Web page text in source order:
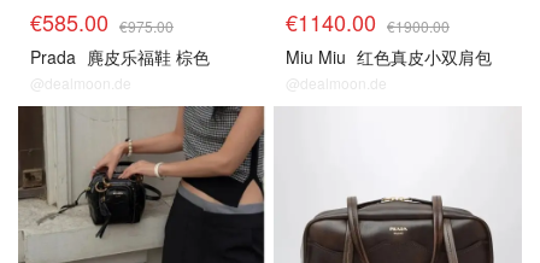
€585.00 €975.00
Prada 麂皮乐福鞋 棕色
@dealmoon.de
€1140.00 €1900.00
Miu Miu 红色真皮小双肩包
@dealmoon.de